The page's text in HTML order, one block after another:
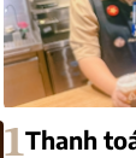
1Thanh